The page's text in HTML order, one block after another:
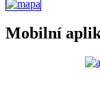
Mobilní